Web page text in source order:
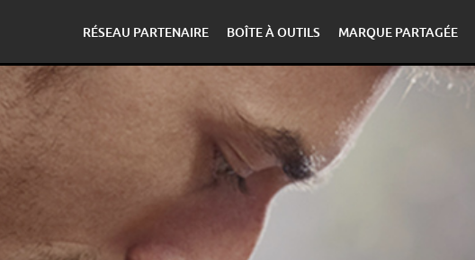
RÉSEAU PARTENAIRE BOÎTE À OUTILS MARQUE PARTAGÉE